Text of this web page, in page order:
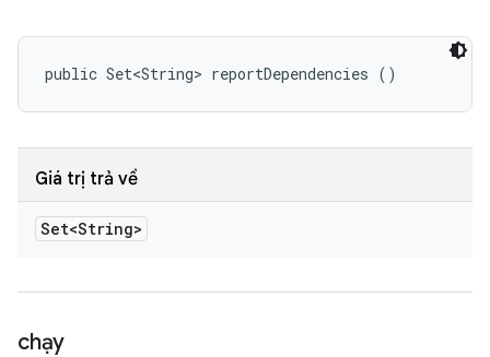
public Set<String> reportDependencies ()
Giá trị trả về
Set<String>
chạy